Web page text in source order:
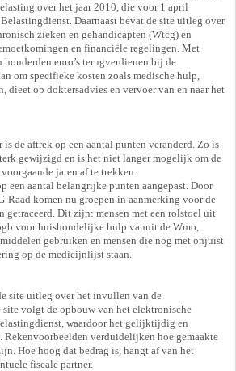
over het jaar 2010, die voor 1 april
Daarnaast bevat de site uitleg over
zieken en gehandicapten (Wtcg) en
en financiële regelingen. Met
euro’s terugverdienen bij de
om specifieke kosten zoals medische hulp,
dieet op doktersadvies en vervoer van en naar het
de aftrek op een aantal punten veranderd. Zo is
gewijzigd en is het niet langer mogelijk om de
jaren af te trekken.
een aantal belangrijke punten aangepast. Door
Raad komen nu groepen in aanmerking voor de
getraceerd. Dit zijn: mensen met een rolstoel uit
voor huishoudelijke hulp vanuit de Wmo,
gebruiken en mensen die nog met onjuist
op de medicijnlijst staan.
site uitleg over het invullen van de
volgt de opbouw van het elektronische
waardoor het gelijktijdig en
Rekenvoorbeelden verduidelijken hoe gemaakte
Hoe hoog dat bedrag is, hangt af van het
fiscale partner.